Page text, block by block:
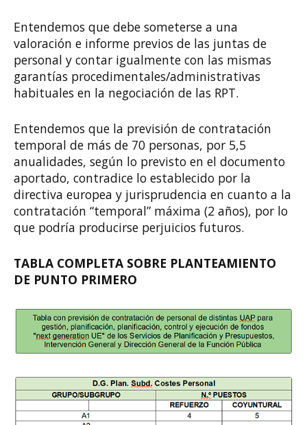
Entendemos que debe someterse a una
valoración e informe previos de las juntas de
personal y contar igualmente con las mismas
garantías procedimentales/administrativas
habituales en la negociación de las RPT.
Entendemos que la previsión de contratación
temporal de más de 70 personas, por 5,5
anualidades, según lo previsto en el documento
aportado, contradice lo establecido por la
directiva europea y jurisprudencia en cuanto a la
contratación “temporal” máxima (2 años), por lo
que podría producirse perjuicios futuros.
TABLA COMPLETA SOBRE PLANTEAMIENTO
DE PUNTO PRIMERO